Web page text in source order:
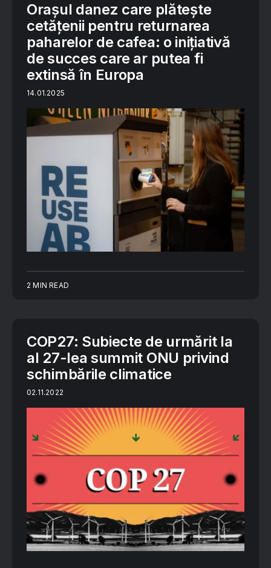
Orașul danez care plătește
cetățenii pentru returnarea
paharelor de cafea: o inițiativă
de succes care ar putea fi
extinsă în Europa
14.01.2025
2 MIN READ
COP27: Subiecte de urmărit la
al 27-lea summit ONU privind
schimbările climatice
02.11.2022